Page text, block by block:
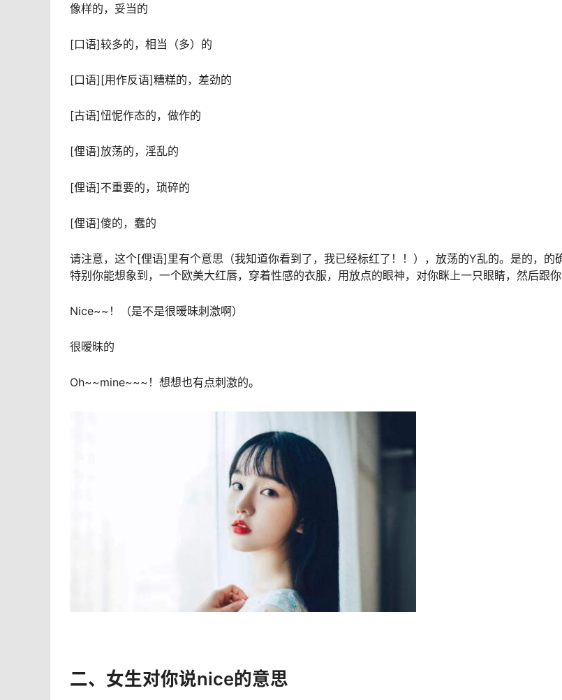
像样的，妥当的
[口语]较多的，相当（多）的
[口语][用作反语]糟糕的，差劲的
[古语]忸怩作态的，做作的
[俚语]放荡的，淫乱的
[俚语]不重要的，琐碎的
[俚语]傻的，蠢的
请注意，这个[俚语]里有个意思（我知道你看到了，我已经标红了！！），放荡的Y乱的。是的，的
特别你能想象到，一个欧美大红唇，穿着性感的衣服，用放点的眼神，对你眯上一只眼睛，然后跟你
Nice~~！（是不是很暧昧刺激啊）
很暧昧的
Oh~~mine~~~！想想也有点刺激的。
二、女生对你说nice的意思